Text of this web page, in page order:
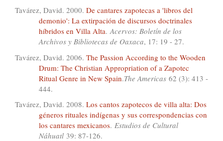
Tavárez, David. 2000. De cantares zapotecas a 'libros del
demonio': La extirpación de discursos doctrinales
híbridos en Villa Alta.Acervos: Boletín de los
Archivos y Bibliotecas de Oaxaca, 17: 19 - 27.
Tavárez, David. 2006. The Passion According to the Wooden
Drum: The Christian Appropriation of a Zapotec
Ritual Genre in New Spain.The Americas 62 (3): 413 -
444.
Tavárez, David. 2008. Los cantos zapotecos de villa alta: Dos
géneros rituales indígenas y sus correspondencias con
los cantares mexicanos. Estudios de Cultural
Náhuatl 39: 87-126.